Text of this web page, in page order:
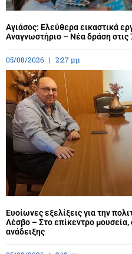
Αγιάσος: Ελεύθερα εικαστικά
Αναγνωστήριο – Νέα δράση στις
05/08/2026 2:27 μμ
Ευοίωνες εξελίξεις για την
Λέσβο – Στο επίκεντρο μουσεία,
ανάδειξης